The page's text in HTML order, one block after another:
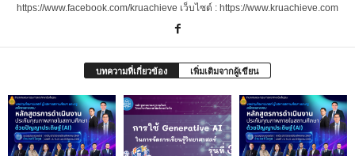
https://www.facebook.com/kruachieve เว็บไซต์ : https://www.kruachieve.com
บทความที่เกี่ยวข้อง เพิ่มเติมจากผู้เขียน